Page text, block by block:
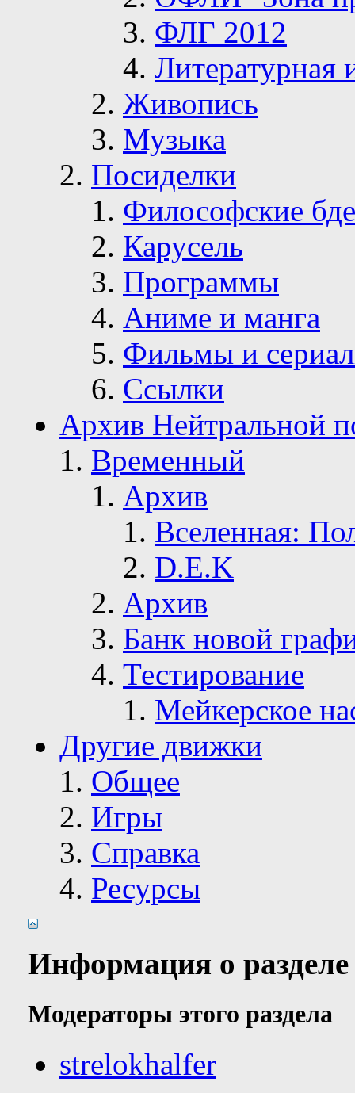
ФЛГ 2012
Живопись
Музыка
Посиделки
Философские
Карусель
Программы
Аниме и манга
Фильмы и
Ссылки
Архив Нейтральной
Временный
Архив
Вселенная:
D.E.K
Архив
Банк новой
Тестирование
Мейкерское
Другие движки
Общее
Игры
Справка
Ресурсы
Информация о
Модераторы этого раздела
strelokhalfer